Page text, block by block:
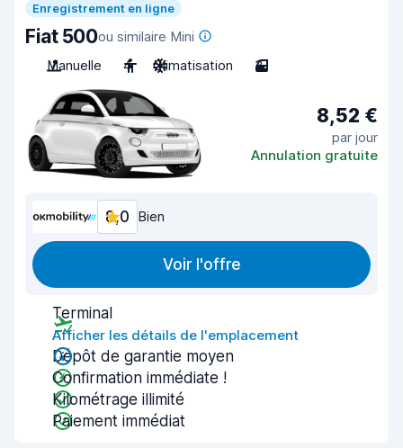
Enregistrement en ligne
Fiat 500ou similaire Mini
Manuelle
4 Climatisation 3
8,52 €
par jour
Annulation gratuite
8,0 Bien
Voir l'offre
Terminal
Afficher les détails de l'emplacement
Dépôt de garantie moyen
Confirmation immédiate !
Kilométrage illimité
Paiement immédiat